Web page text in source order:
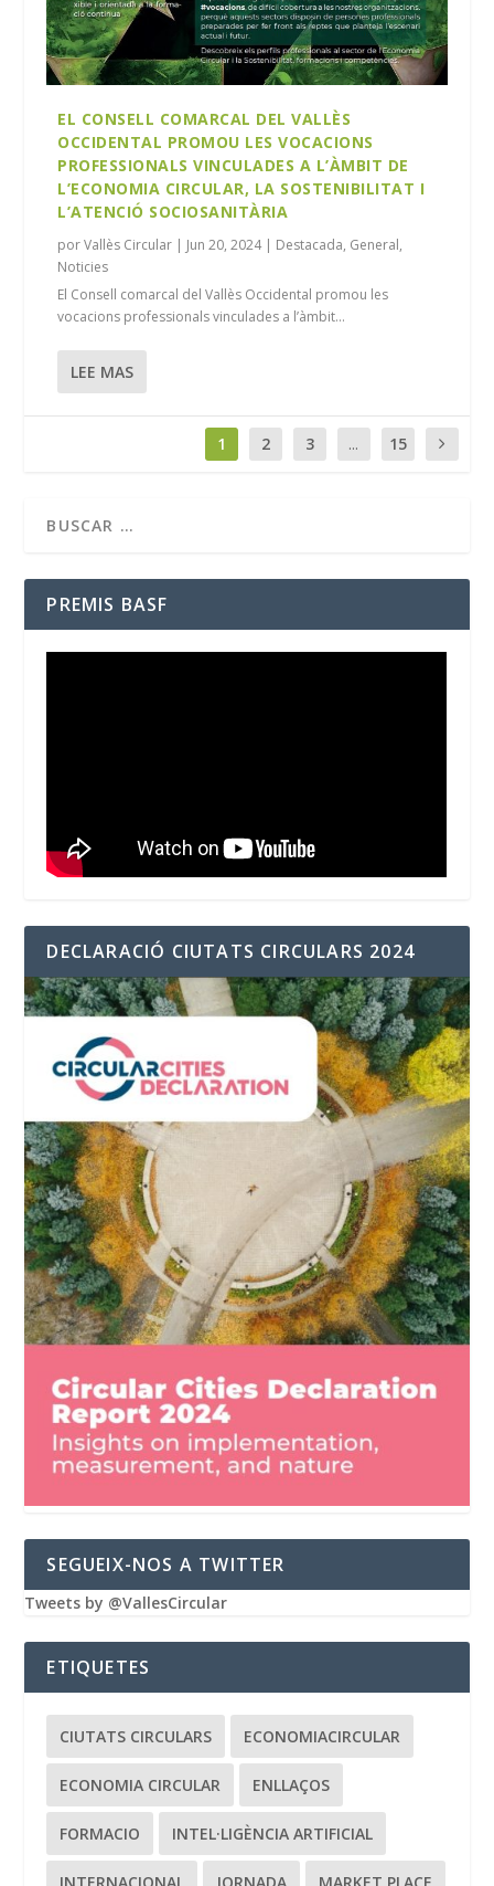
EL CONSELL COMARCAL DEL VALLÈS
OCCIDENTAL PROMOU LES VOCACIONS
PROFESSIONALS VINCULADES A L’ÀMBIT DE
L’ECONOMIA CIRCULAR, LA SOSTENIBILITAT I
L’ATENCIÓ SOCIOSANITÀRIA
porVallès Circular | Jun 20, 2024| Destacada, General,
Noticies
El Consell comarcal del Vallès Occidental promou les
vocacions professionals vinculades a l’àmbit...
LEE MAS
1 2 3 ... 15
PREMIS BASF
DECLARACIÓ CIUTATS CIRCULARS 2024
SEGUEIX-NOS A TWITTER
Tweets by @VallesCircular
ETIQUETES
CIUTATS CIRCULARS ECONOMIACIRCULAR
ECONOMIA CIRCULAR ENLLAÇOS
FORMACIO INTEL·LIGÈNCIA ARTIFICIAL